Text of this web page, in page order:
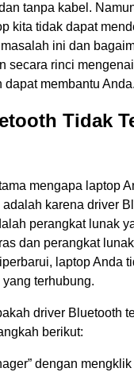
tanpa kabel.
kita tidak dapat
ini dan
secara rinci
membantu Anda.
Tidak
mengapa laptop
karena driver
perangkat lunak
dan perangkat
laptop Anda
terhubung.
driver Bluetooth
berikut:
dengan